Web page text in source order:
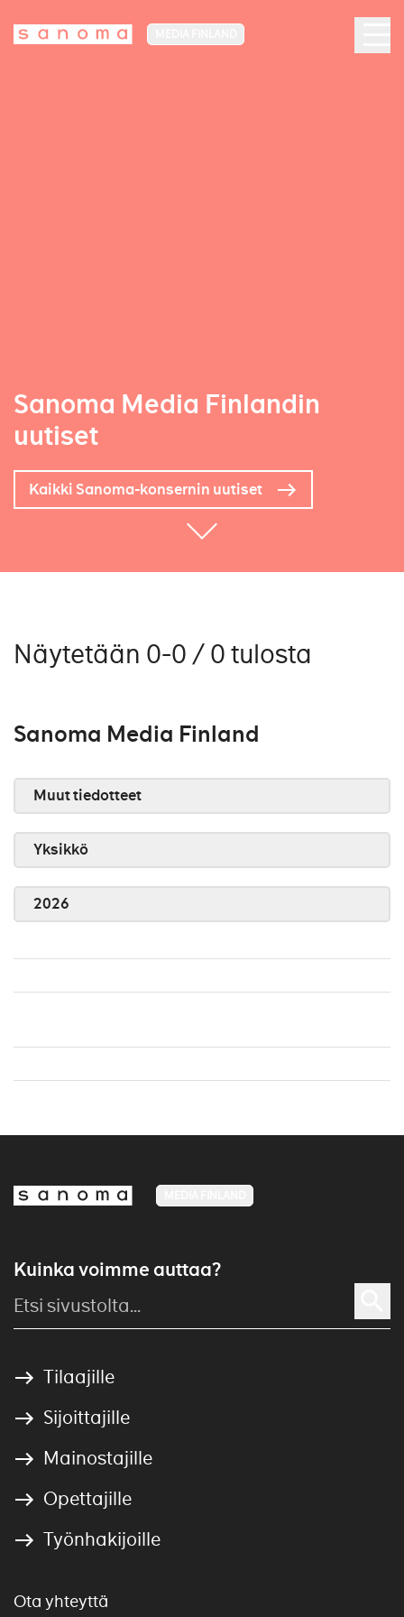
Sanoma Media Finlandin
uutiset
Kaikki Sanoma-konsernin uutiset
Näytetään 0-0 / 0 tulosta
Sanoma Media Finland
Muut tiedotteet
Yksikkö
2026
Kuinka voimme auttaa?
Tilaajille
Sijoittajille
Mainostajille
Opettajille
Työnhakijoille
Ota yhteyttä